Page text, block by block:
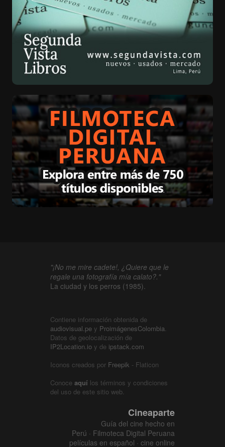
"¡No me mire cadete!, ¿Quiere que le
regale una fotografía mía calato?."
La ciudad y los perros (1985).
Contiene información obtenida de
audiovisual.pe y ProimágenesColombia
Datos de geolocalización de
IP2Location.io y de ipstack.com
Iconos creados por Freepik - Flaticon
Conoce aquí los términos y condiciones
del uso de este sitio web.
Cineaparte
Guía del cine hecho en
Perú · Filmoteca Digital Peruana
películas en español · cine online